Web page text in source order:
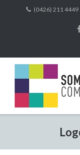
(0426) 211 4449